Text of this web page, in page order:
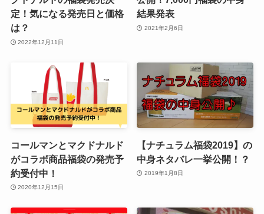
定！気になる発売日と価格
は？
2022年12月11日
結果発表
2021年2月6日
コールマンとマクドナルド
がコラボ商品福袋の発売予
約受付中！
2020年12月15日
【ナチュラム福袋2019】の
中身ネタバレ一挙公開！？
2019年1月8日